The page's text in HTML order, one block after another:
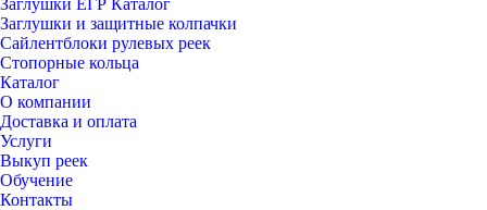
Заглушки ЕГР Каталог
Заглушки и защитные колпачки
Сайлентблоки рулевых реек
Стопорные кольца
Каталог
О компании
Доставка и оплата
Услуги
Выкуп реек
Обучение
Контакты